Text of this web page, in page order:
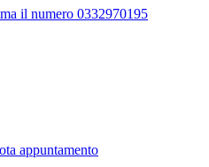
il numero 0332970195
appuntamento